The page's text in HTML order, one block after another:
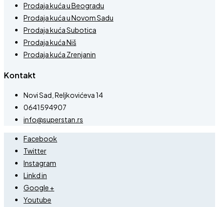
Prodaja kuća u Beogradu
Prodaja kuća u Novom Sadu
Prodaja kuća Subotica
Prodaja kuća Niš
Prodaja kuća Zrenjanin
Kontakt
Novi Sad, Reljkovićeva 14
0641594907
info@superstan.rs
Facebook
Twitter
Instagram
Linkd in
Google +
Youtube